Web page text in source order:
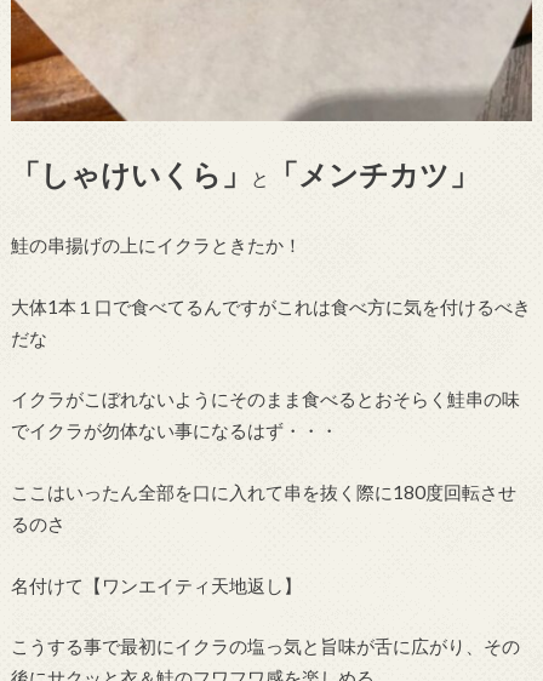
「しゃけいくら」 と 「メンチカツ」
鮭の串揚げの上にイクラときたか！
大体1本１口で食べてるんですがこれは食べ方に気を付けるべき
だな
イクラがこぼれないようにそのまま食べるとおそらく鮭串の味
でイクラが勿体ない事になるはず・・・
ここはいったん全部を口に入れて串を抜く際に180度回転させ
るのさ
名付けて【ワンエイティ天地返し】
こうする事で最初にイクラの塩っ気と旨味が舌に広がり、その